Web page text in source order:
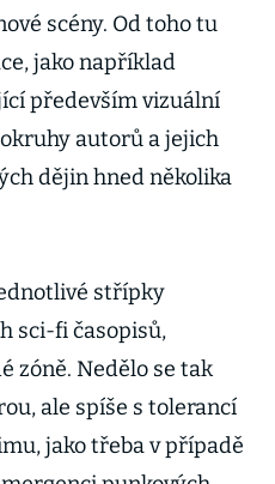
scény. Od toho tu
jako například
především vizuální
autorů a jejich
dějin hned několika
střípky
sci-fi časopisů,
zóně. Nedělo se tak
ale spíše s tolerancí
jako třeba v případě